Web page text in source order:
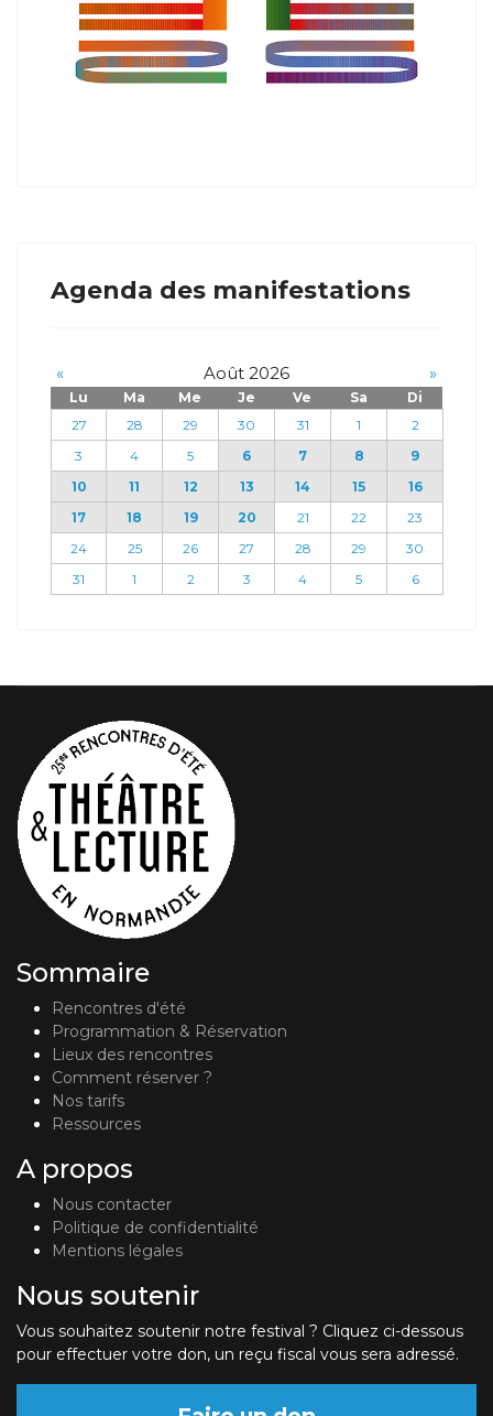
Agenda des manifestations
« Août 2026 »
Lu Ma Me Je Ve Sa
Di
27
28 29 30 31 1
2
3
4 5 6 7 8
9
10
11 12 13 14 15
16
17
18 19 20 21 22
23
24
25 26 27 28 29
30
31
1 2 3 4 5 6
Sommaire
Rencontres d'été
Programmation & Réservation
Lieux des rencontres
Comment réserver ?
Nos tarifs
Ressources
A propos
Nous contacter
Politique de confidentialité
Mentions légales
Nous soutenir
Vous souhaitez soutenir notre festival ? Cliquez ci-dessous
pour effectuer votre don, un reçu fiscal vous sera adressé.